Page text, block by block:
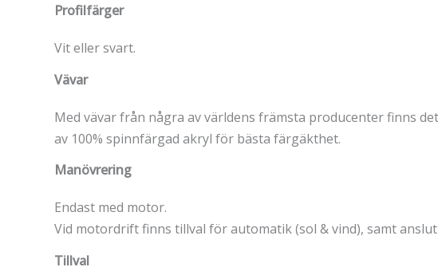
Profilfärger
Vit eller svart.
Vävar
Med vävar från några av världens främsta producenter finns
av 100% spinnfärgad akryl för bästa färgäkthet.
Manövrering
Endast med motor.
Vid motordrift finns tillval för automatik (sol & vind), samt
Tillval